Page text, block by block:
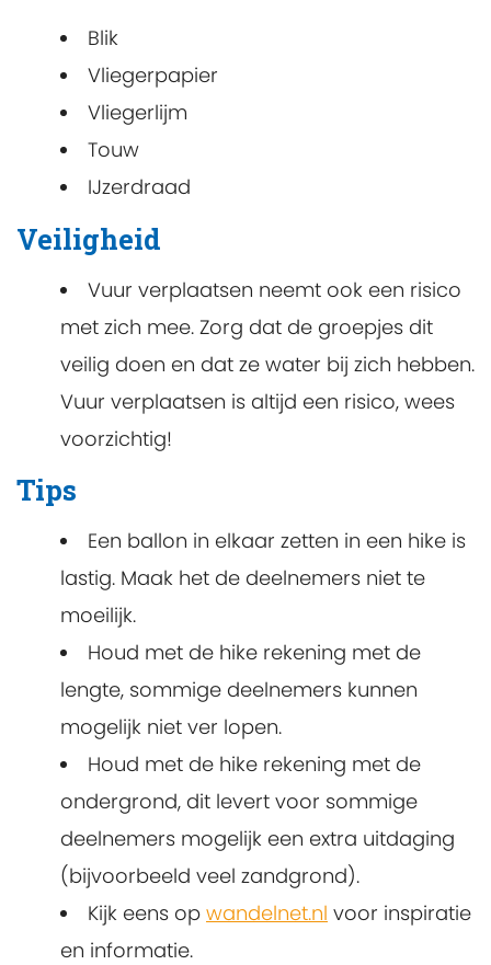
Blik
Vliegerpapier
Vliegerlijm
Touw
IJzerdraad
Veiligheid
Vuur verplaatsen neemt ook een risico
met zich mee. Zorg dat de groepjes dit
veilig doen en dat ze water bij zich hebben.
Vuur verplaatsen is altijd een risico, wees
voorzichtig!
Tips
Een ballon in elkaar zetten in een hike is
lastig. Maak het de deelnemers niet te
moeilijk.
Houd met de hike rekening met de
lengte, sommige deelnemers kunnen
mogelijk niet ver lopen.
Houd met de hike rekening met de
ondergrond, dit levert voor sommige
deelnemers mogelijk een extra uitdaging
(bijvoorbeeld veel zandgrond).
Kijk eens op wandelnet.nl voor inspiratie
en informatie.